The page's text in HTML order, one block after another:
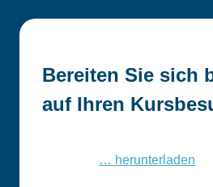
Bereiten Sie sich
auf Ihren
… herunterladen